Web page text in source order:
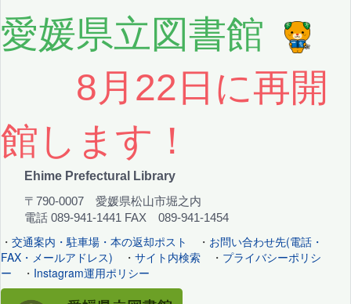
愛媛県立図書館
8月22日に再開
館します！
Ehime Prefectural Library
〒790-0007 愛媛県松山市堀之内
電話 089-941-1441 FAX 089-941-1454
・ 交通案内・駐車場・本の返却ポスト ・ お問い合わせ先(電話・
FAX・メールアドレス) ・ サイト内検索 ・ プライバシーポリシ
ー ・ Instagram運用ポリシー